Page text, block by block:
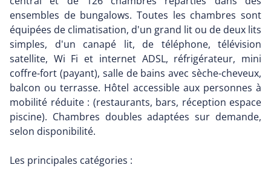
ensembles de bungalows. Toutes les chambres sont
équipées de climatisation, d'un grand lit ou de deux lits
simples, d'un canapé lit, de téléphone, télévision
satellite, Wi Fi et internet ADSL, réfrigérateur, mini
coffre-fort (payant), salle de bains avec sèche-cheveux,
balcon ou terrasse. Hôtel accessible aux personnes à
mobilité réduite : (restaurants, bars, réception espace
piscine). Chambres doubles adaptées sur demande,
selon disponibilité.
Les principales catégories :